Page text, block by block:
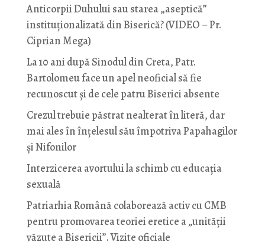
Anticorpii Duhului sau starea „aseptică”
instituționalizată din Biserică? (VIDEO – Pr.
Ciprian Mega)
La 10 ani după Sinodul din Creta, Patr.
Bartolomeu face un apel neoficial să fie
recunoscut și de cele patru Biserici absente
Crezul trebuie păstrat nealterat în literă, dar
mai ales în înțelesul său împotriva Papahagilor
și Nifonilor
Interzicerea avortului la schimb cu educaţia
sexuală
Patriarhia Română colaborează activ cu CMB
pentru promovarea teoriei eretice a „unității
văzute a Bisericii”. Vizite oficiale